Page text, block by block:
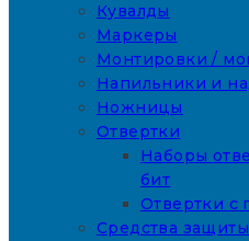
Кувалды
Маркеры
Монтировки /
Напильники и
Ножницы
Отвертки
Наборы
бит
Отвертки с
Средства защиты